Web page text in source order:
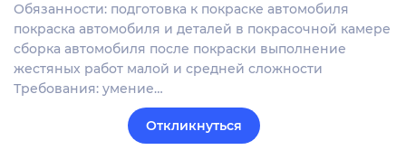
Обязанности: подготовка к покраске автомобиля
покраска автомобиля и деталей в покрасочной камере
сборка автомобиля после покраски выполнение
жестяных работ малой и средней сложности
Требования: умение…
Откликнуться